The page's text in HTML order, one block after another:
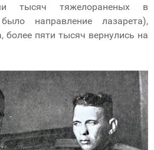
тысяч тяжелораненых в
направление лазарета),
более пяти тысяч вернулись на